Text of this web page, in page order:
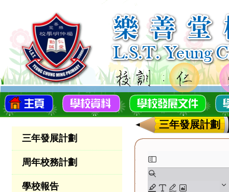
三年發展計劃
周年校務計劃
學校報告
三年發展計劃